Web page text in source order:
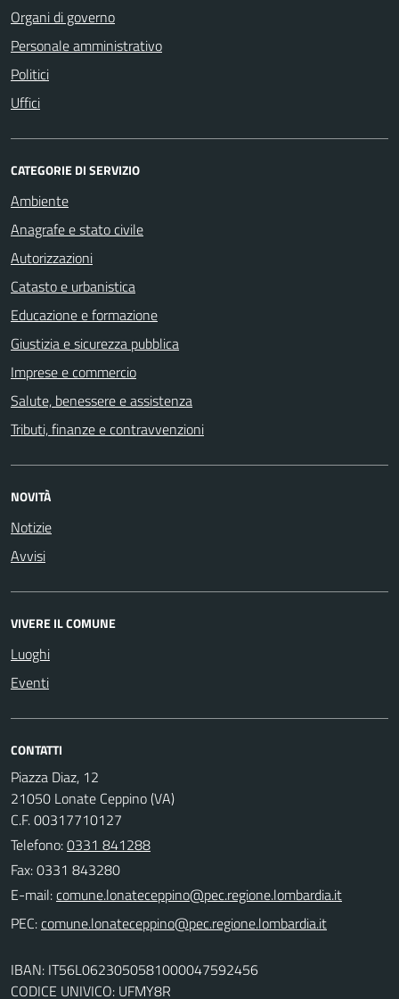
Organi di governo
Personale amministrativo
Politici
Uffici
CATEGORIE DI SERVIZIO
Ambiente
Anagrafe e stato civile
Autorizzazioni
Catasto e urbanistica
Educazione e formazione
Giustizia e sicurezza pubblica
Imprese e commercio
Salute, benessere e assistenza
Tributi, finanze e contravvenzioni
NOVITÀ
Notizie
Avvisi
VIVERE IL COMUNE
Luoghi
Eventi
CONTATTI
Piazza Diaz, 12
21050 Lonate Ceppino (VA)
C.F. 00317710127
Telefono:0331 841288
Fax: 0331 843280
E-mail:
PEC:
IBAN: IT56L0623050581000047592456
CODICE UNIVICO: UFMY8R